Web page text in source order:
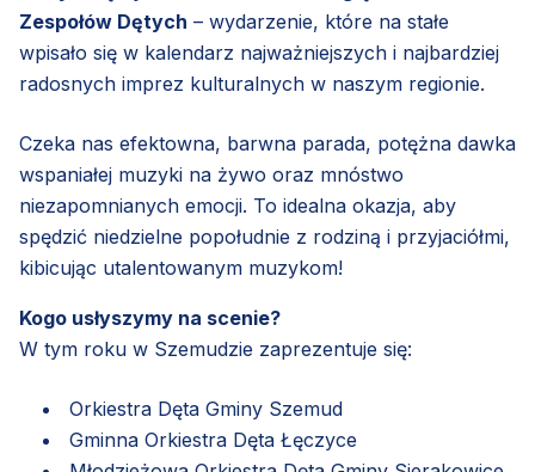
Zespołów Dętych – wydarzenie, które na stałe
wpisało się w kalendarz najważniejszych i najbardziej
radosnych imprez kulturalnych w naszym regionie.
Czeka nas efektowna, barwna parada, potężna dawka
wspaniałej muzyki na żywo oraz mnóstwo
niezapomnianych emocji. To idealna okazja, aby
spędzić niedzielne popołudnie z rodziną i przyjaciółmi,
kibicując utalentowanym muzykom!
Kogo usłyszymy na scenie?
W tym roku w Szemudzie zaprezentuje się:
Orkiestra Dęta Gminy Szemud
Gminna Orkiestra Dęta Łęczyce